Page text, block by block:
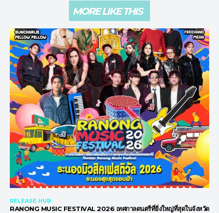
MORE LIKE THIS
RELEASE HUB
RANONG MUSIC FESTIVAL 2026 เทศกาลดนตรีที่ยิ่งใหญ่ที่สุดในจังหวัด